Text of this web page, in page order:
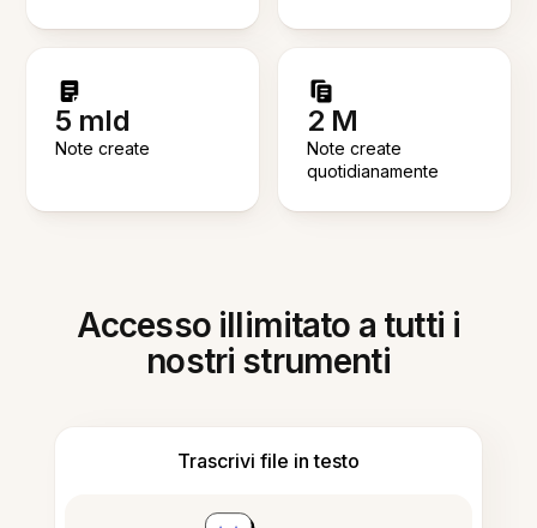
5 mld
Note create
2 M
Note create
quotidianamente
Accesso illimitato a tutti i
nostri strumenti
Trascrivi file in testo